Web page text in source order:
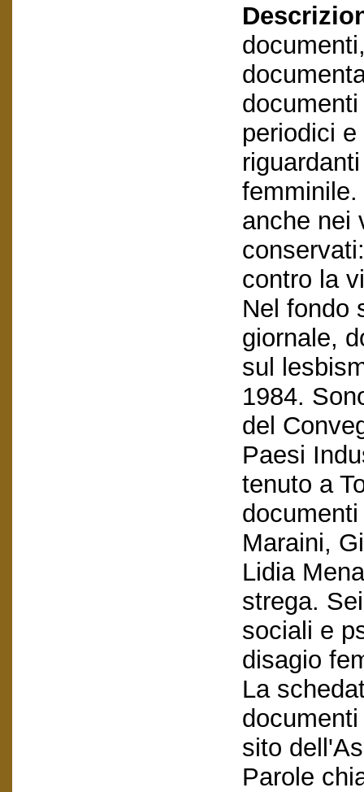
periodici
anche nei
contro la
Nel fondo
giornale,
sul
1984.
del
Paesi
tenuto a
Maraini,
Lidia
strega.
sociali e
disagio
La
sito
Parole